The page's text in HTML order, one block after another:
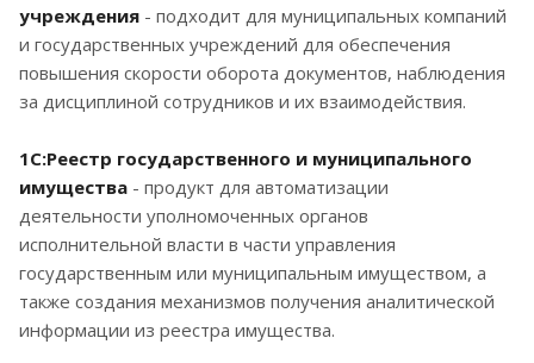
учреждения - подходит для муниципальных компаний
и государственных учреждений для обеспечения
повышения скорости оборота документов, наблюдения
за дисциплиной сотрудников и их взаимодействия.
1С:Реестр государственного и муниципального
имущества - продукт для автоматизации
деятельности уполномоченных органов
исполнительной власти в части управления
государственным или муниципальным имуществом, а
также создания механизмов получения аналитической
информации из реестра имущества.